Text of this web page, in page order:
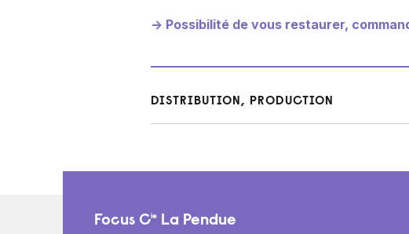
-> Possibilité de vous restaurer,
DISTRIBUTION, PRODUCTION
Focus Cie La Pendue